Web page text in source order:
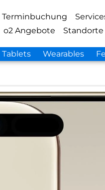
Terminbuchung
o2 Angebote Standorte
Tablets Wearables